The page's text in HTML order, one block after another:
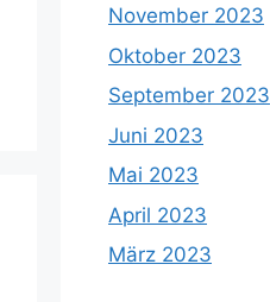
November 2023
Oktober 2023
September 2023
Juni 2023
Mai 2023
April 2023
März 2023